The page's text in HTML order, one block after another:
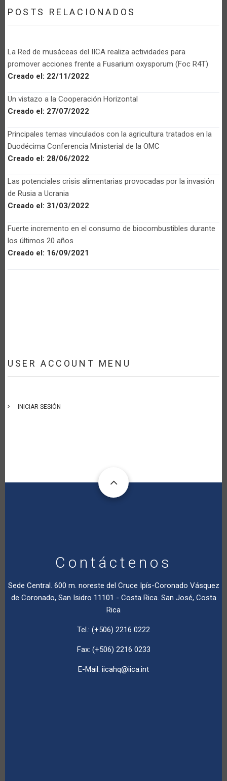
POSTS RELACIONADOS
La Red de musáceas del IICA realiza actividades para
promover acciones frente a Fusarium oxysporum (Foc R4T)
Creado el: 22/11/2022
Un vistazo a la Cooperación Horizontal
Creado el: 27/07/2022
Principales temas vinculados con la agricultura tratados en la
Duodécima Conferencia Ministerial de la OMC
Creado el: 28/06/2022
Las potenciales crisis alimentarias provocadas por la invasión
de Rusia a Ucrania
Creado el: 31/03/2022
Fuerte incremento en el consumo de biocombustibles durante
los últimos 20 años
Creado el: 16/09/2021
USER ACCOUNT MENU
INICIAR SESIÓN
Contáctenos
Sede Central. 600 m. noreste del Cruce Ipís-Coronado Vásquez
de Coronado, San Isidro 11101 - Costa Rica. San José, Costa
Rica
Tel.: (+506) 2216 0222
Fax: (+506) 2216 0233
E-Mail: iicahq@iica.int